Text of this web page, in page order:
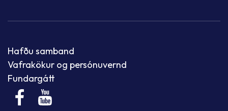
Hafðu samband
Vafrakökur og persónuvernd
Fundargátt